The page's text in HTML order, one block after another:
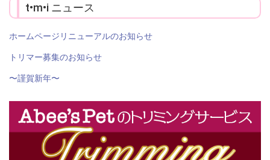
t•m•i ニュース
ホームページリニューアルのお知らせ
トリマー募集のお知らせ
〜謹賀新年〜